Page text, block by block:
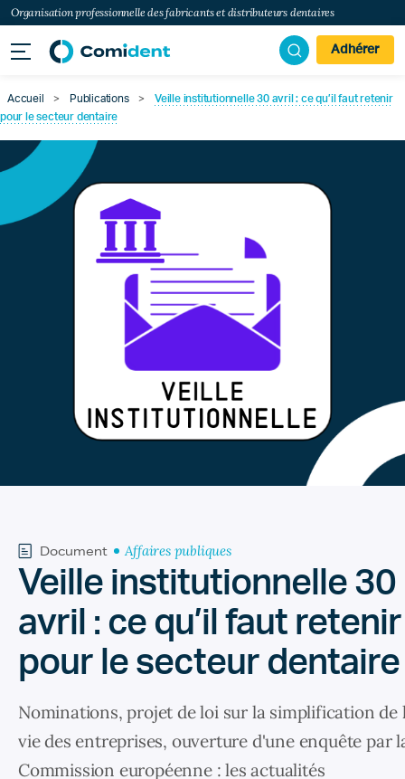
Organisation professionnelle des fabricants et distributeurs dentaires
Adhérer
Accueil > Publications >
Veille institutionnelle 30 avril : ce qu’il faut retenir
pour le secteur dentaire
Document Affaires publiques
Veille institutionnelle 30
avril : ce qu’il faut retenir
pour le secteur dentaire
Nominations, projet de loi sur la simplification de
vie des entreprises, ouverture d'une enquête par
Commission européenne : les actualités